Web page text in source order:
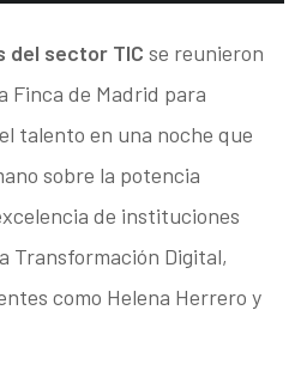
del sector TIC se reunieron
Finca de Madrid para
talento en una noche que
sobre la potencia
de instituciones
Transformación Digital,
como Helena Herrero y